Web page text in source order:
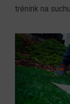
trénink na